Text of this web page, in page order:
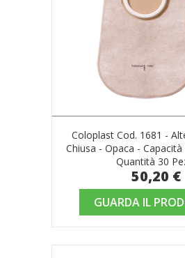
Coloplast Cod. 1681 -
Chiusa - Opaca -
Quantità 30
50,20 €
GUARDA IL